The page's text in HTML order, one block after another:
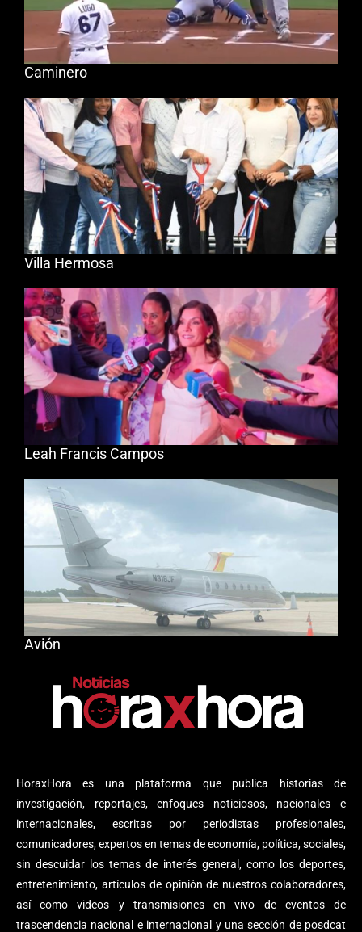
HoraxHora es una plataforma que publica historias de
investigación, reportajes, enfoques noticiosos, nacionales e
internacionales, escritas por periodistas profesionales,
comunicadores, expertos en temas de economía, política, sociales,
sin descuidar los temas de interés general, como los deportes,
entretenimiento, artículos de opinión de nuestros colaboradores,
así como videos y transmisiones en vivo de eventos de
trascendencia nacional e internacional y una sección de posdcat
Caminero
Villa Hermosa
Leah Francis Campos
Avión